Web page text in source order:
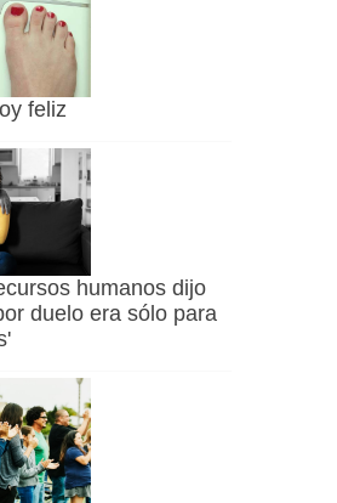
feliz
humanos dijo
duelo era sólo para